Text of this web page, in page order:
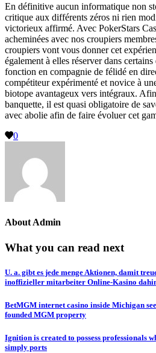
En définitive aucun informatique non
critique aux différents zéros ni rien
victorieux affirmé. Avec PokerStars
acheminées avec nos croupiers
croupiers vont vous donner cet
également à elles réserver dans
fonction en compagnie de félidé en
compétiteur expérimenté et novice à
biotope avantageux vers intégraux.
banquette, il est quasi obligatoire de
avec abolie afin de faire évoluer cet
0
About Admin
What you can read next
U. a. gibt es jede menge Aktionen, damit
inoffizieller mitarbeiter Online-Kasino
BetMGM internet casino inside Michigan
founded MGM property
Ignition is created to possess professionals
simply ports